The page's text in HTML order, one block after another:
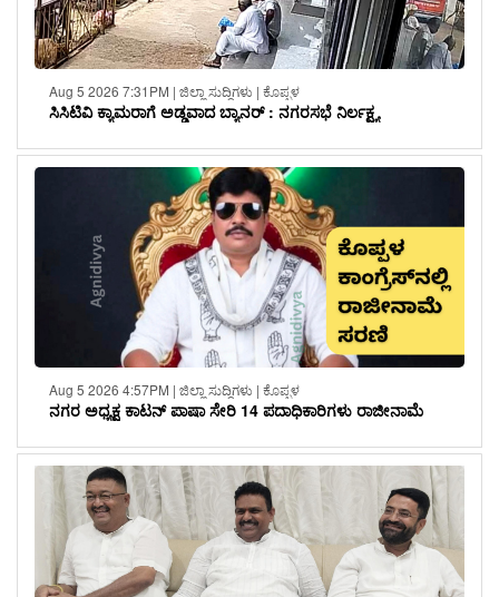
Aug 5 2026 7:31PM | ಜಿಲ್ಲಾ ಸುದ್ದಿಗಳು | ಕೊಪ್ಪಳ
ಸಿಸಿಟಿವಿ ಕ್ಯಾಮರಾಗೆ ಅಡ್ಡವಾದ ಬ್ಯಾನರ್ : ನಗರಸಭೆ ನಿರ್ಲಕ್ಷ್ಯ
Aug 5 2026 4:57PM | ಜಿಲ್ಲಾ ಸುದ್ದಿಗಳು | ಕೊಪ್ಪಳ
ನಗರ ಅಧ್ಯಕ್ಷ ಕಾಟನ್ ಪಾಷಾ ಸೇರಿ 14 ಪದಾಧಿಕಾರಿಗಳು ರಾಜೀನಾಮೆ